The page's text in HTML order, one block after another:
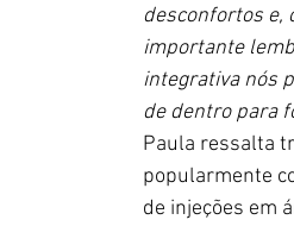
desconfortos e,
importante
integrativa nós
de dentro para
Paula ressalta
popularmente
de injeções em